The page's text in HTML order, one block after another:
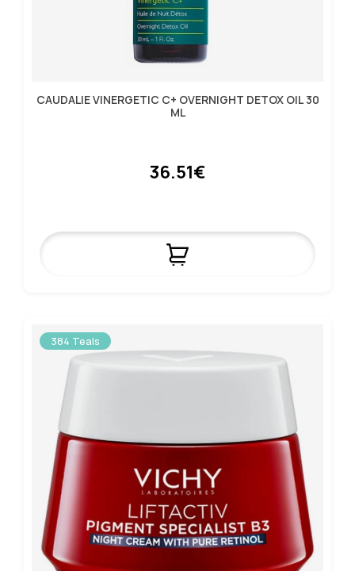
CAUDALIE VINERGETIC C+ OVERNIGHT DETOX OIL 30
ML
36.51€
384 Teals